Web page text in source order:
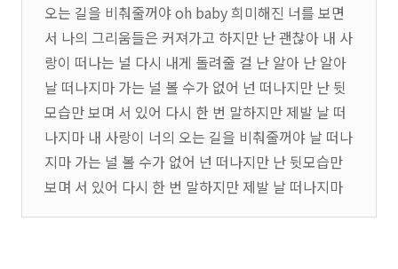
오는 길을 비춰줄꺼야 oh baby 희미해진 너를 보면
서 나의 그리움들은 커져가고 하지만 난 괜찮아 내 사
랑이 떠나는 널 다시 내게 돌려줄 걸 난 알아 난 알아
날 떠나지마 가는 널 볼 수가 없어 넌 떠나지만 난 뒷
모습만 보며 서 있어 다시 한 번 말하지만 제발 날 떠
나지마 내 사랑이 너의 오는 길을 비춰줄꺼야 날 떠나
지마 가는 널 볼 수가 없어 넌 떠나지만 난 뒷모습만
보며 서 있어 다시 한 번 말하지만 제발 날 떠나지마